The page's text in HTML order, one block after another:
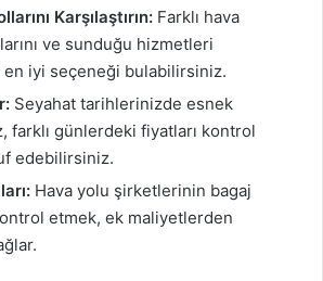
Karşılaştırın: Farklı hava
ve sunduğu hizmetleri
en iyi seçeneği bulabilirsiniz.
Seyahat tarihlerinizde esnek
farklı günlerdeki fiyatları kontrol
edebilirsiniz.
Hava yolu şirketlerinin bagaj
etmek, ek maliyetlerden